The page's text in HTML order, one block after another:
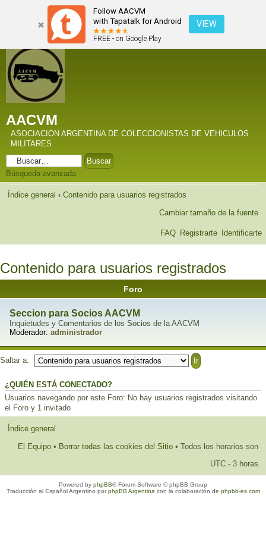
Follow AACVM
with Tapatalk for Android
FREE - on Google Play
VIEW
AACVM
ASOCIACION ARGENTINA DE COLECCIONISTAS DE VEHICULOS
MILITARES
Búsqueda avanzada
Índice general ‹ Contenido para usuarios registrados
Cambiar tamaño de la fuente
FAQ Registrarte Identificarte
Contenido para usuarios registrados
Foro
Seccion para Socios AACVM
Inquietudes y Comentarios de los Socios de la AACVM
Moderador: administrador
Saltar a:
¿QUIÉN ESTÁ CONECTADO?
Usuarios navegando por este Foro: No hay usuarios registrados visitando
el Foro y 1 invitado
Índice general
El Equipo • Borrar todas las cookies del Sitio • Todos los horarios son
UTC - 3 horas
Powered by phpBB® Forum Software © phpBB Group
Traducción al Español Argentino porphpBB Argentinacon la colaboración de phpbb-es.com